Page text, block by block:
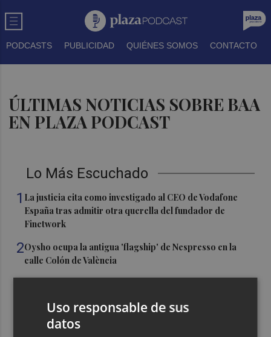
PODCASTS PUBLICIDAD QUIÉNES SOMOS CONTACTO
ÚLTIMAS NOTICIAS SOBRE BAA
EN PLAZA PODCAST
Lo Más Escuchado
1 La justicia cita como investigado al CEO de Vodafone
España tras admitir otra querella del fundador de
Finetwork
2Oysho ocupa la antigua 'flagship' de Nespresso en la
calle Colón de València
El proyecto 'Gramola' evalúa estrategias sostenibles
Uso responsable de sus
datos